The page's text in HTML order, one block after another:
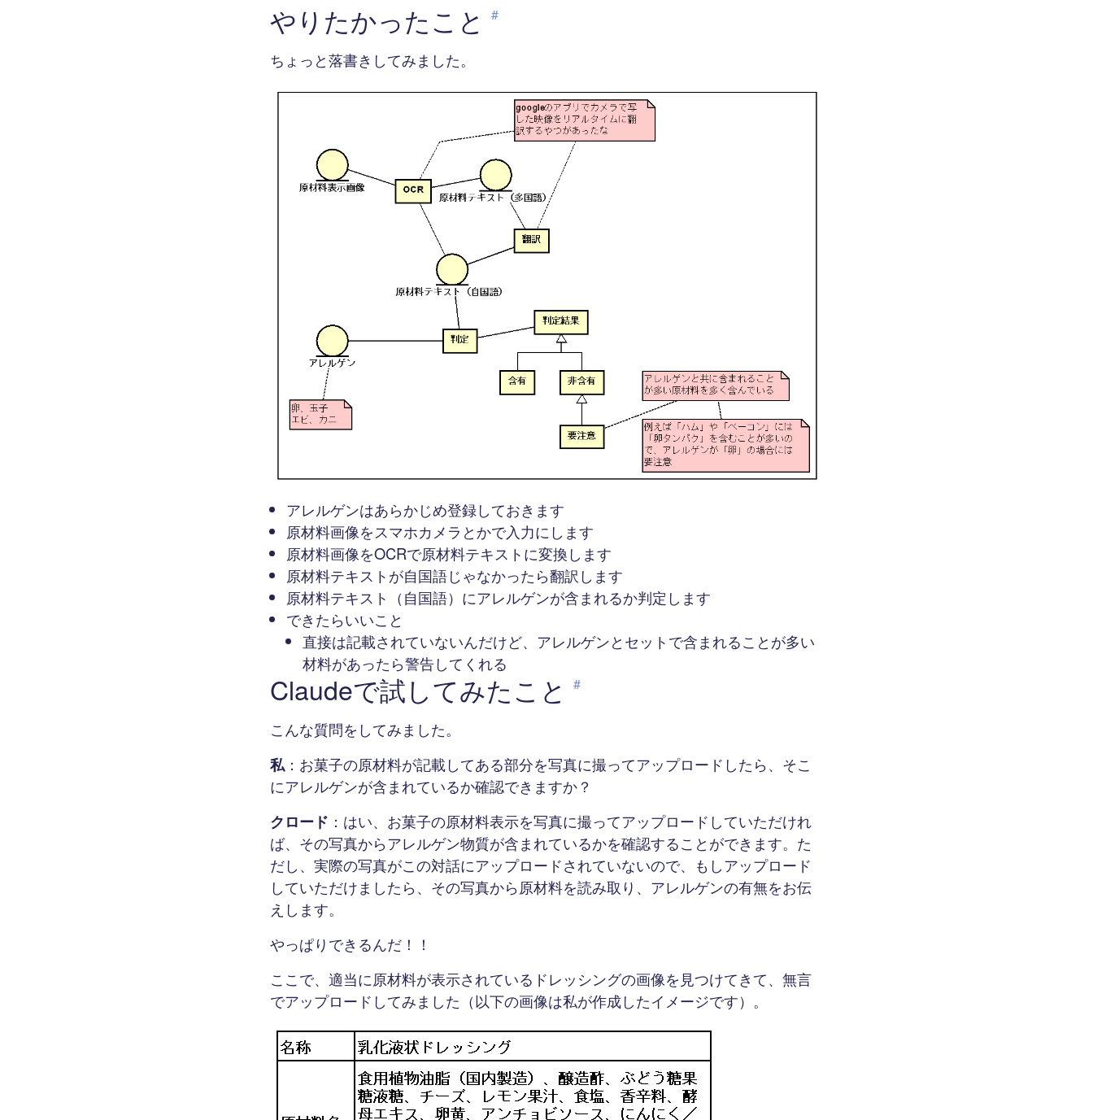
やりたかったこと #
ちょっと落書きしてみました。
アレルゲンはあらかじめ登録しておきます
原材料画像をスマホカメラとかで入力にします
原材料画像をOCRで原材料テキストに変換します
原材料テキストが自国語じゃなかったら翻訳します
原材料テキスト（自国語）にアレルゲンが含まれるか判定します
できたらいいこと
直接は記載されていないんだけど、アレルゲンとセットで含まれることが多い
材料があったら警告してくれる
Claudeで試してみたこと #
こんな質問をしてみました。
私 ：お菓子の原材料が記載してある部分を写真に撮ってアップロードしたら、そこ
にアレルゲンが含まれているか確認できますか？
クロード ：はい、お菓子の原材料表示を写真に撮ってアップロードしていただけれ
ば、その写真からアレルゲン物質が含まれているかを確認することができます。た
だし、実際の写真がこの対話にアップロードされていないので、もしアップロード
していただけましたら、その写真から原材料を読み取り、アレルゲンの有無をお伝
えします。
やっぱりできるんだ！！
ここで、適当に原材料が表示されているドレッシングの画像を見つけてきて、無言
でアップロードしてみました（以下の画像は私が作成したイメージです）。